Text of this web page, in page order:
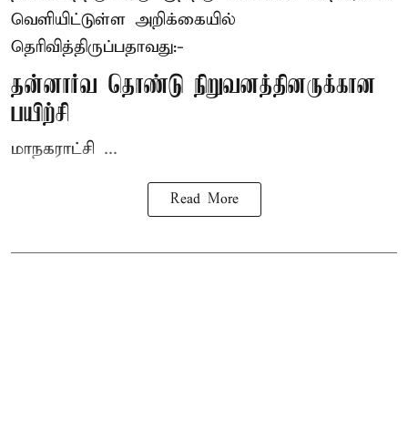
வெளியிட்டுள்ள அறிக்கையில்
தெரிவித்திருப்பதாவது:-
தன்னார்வ தொண்டு நிறுவனத்தினருக்கான
பயிற்சி
மாநகராட்சி ...
Read More